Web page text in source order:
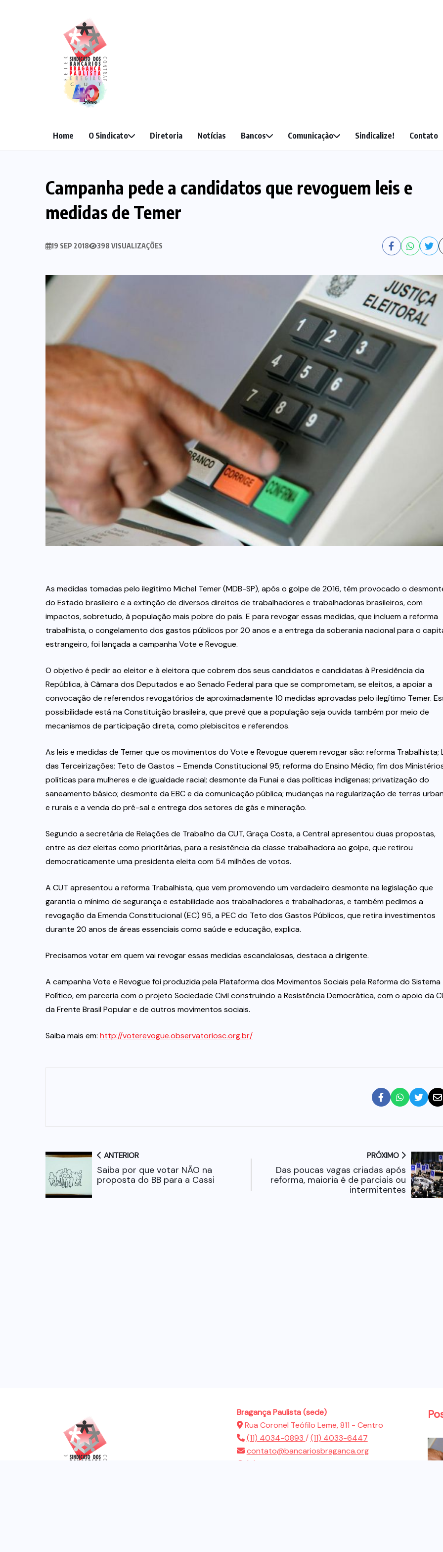
Home O Sindicato Diretoria Notícias Bancos Comunicação Sindicalize! Contato
Campanha pede a candidatos que revoguem leis e
medidas de Temer
19 SEP 2018 398 VISUALIZAÇÕES
As medidas tomadas pelo ilegítimo Michel Temer (MDB-SP), após o golpe de 2016, têm provocado o
do Estado brasileiro e a extinção de diversos direitos de trabalhadores e trabalhadoras brasileiros, com
impactos, sobretudo, à população mais pobre do país. E para revogar essas medidas, que incluem a reforma
trabalhista, o congelamento dos gastos públicos por 20 anos e a entrega da soberania nacional para o
estrangeiro, foi lançada a campanha Vote e Revogue.
O objetivo é pedir ao eleitor e à eleitora que cobrem dos seus candidatos e candidatas à Presidência da
República, à Câmara dos Deputados e ao Senado Federal para que se comprometam, se eleitos, a apoiar a
convocação de referendos revogatórios de aproximadamente 10 medidas aprovadas pelo ilegítimo Temer.
possibilidade está na Constituição brasileira, que prevê que a população seja ouvida também por meio de
mecanismos de participação direta, como plebiscitos e referendos.
As leis e medidas de Temer que os movimentos do Vote e Revogue querem revogar são: reforma Trabalhista;
das Terceirizações; Teto de Gastos – Emenda Constitucional 95; reforma do Ensino Médio; fim dos
políticas para mulheres e de igualdade racial; desmonte da Funai e das políticas indígenas; privatização do
saneamento básico; desmonte da EBC e da comunicação pública; mudanças na regularização de terras
e rurais e a venda do pré-sal e entrega dos setores de gás e mineração.
Segundo a secretária de Relações de Trabalho da CUT, Graça Costa, a Central apresentou duas propostas,
entre as dez eleitas como prioritárias, para a resistência da classe trabalhadora ao golpe, que retirou
democraticamente uma presidenta eleita com 54 milhões de votos.
A CUT apresentou a reforma Trabalhista, que vem promovendo um verdadeiro desmonte na legislação que
garantia o mínimo de segurança e estabilidade aos trabalhadores e trabalhadoras, e também pedimos a
revogação da Emenda Constitucional (EC) 95, a PEC do Teto dos Gastos Públicos, que retira investimentos
durante 20 anos de áreas essenciais como saúde e educação, explica.
Precisamos votar em quem vai revogar essas medidas escandalosas, destaca a dirigente.
A campanha Vote e Revogue foi produzida pela Plataforma dos Movimentos Sociais pela Reforma do Sistema
Político, em parceria com o projeto Sociedade Civil construindo a Resistência Democrática, com o apoio da
da Frente Brasil Popular e de outros movimentos sociais.
Saiba mais em: http://voterevogue.observatoriosc.org.br/
ANTERIOR
Saiba por que votar NÃO na
proposta do BB para a Cassi
PRÓXIMO
Das poucas vagas criadas após
reforma, maioria é de parciais ou
intermitentes
Bragança Paulista (sede)
Rua Coronel Teófilo Leme, 811 - Centro
(11) 4034-0893 /(11) 4033-6447
contato@bancariosbraganca.org
(11) 94286-5522